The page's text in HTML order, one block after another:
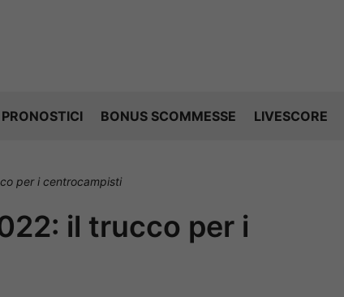
PRONOSTICI BONUS SCOMMESSE LIVESCORE
per i centrocampisti
il trucco per i